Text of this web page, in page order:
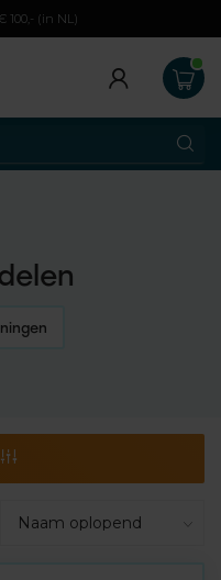
100,- (in NL)